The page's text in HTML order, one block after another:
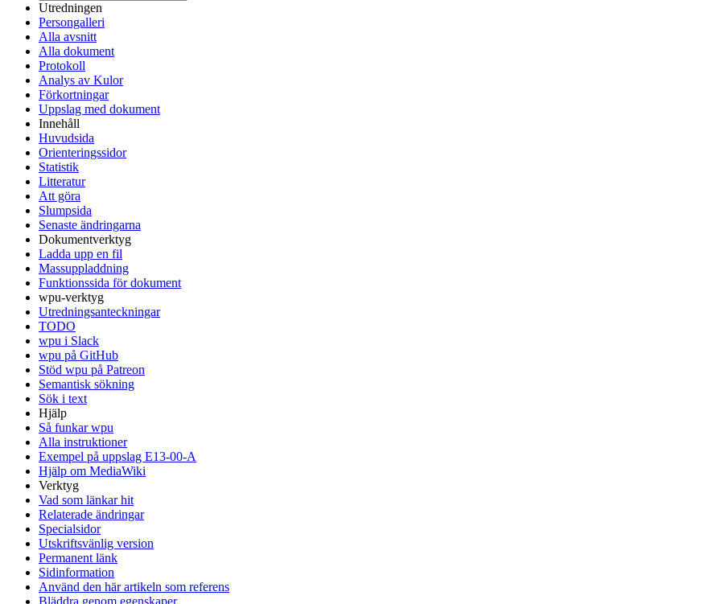
Utredningen
Persongalleri
Alla avsnitt
Alla dokument
Protokoll
Analys av Kulor
Förkortningar
Uppslag med dokument
Innehåll
Huvudsida
Orienteringssidor
Statistik
Litteratur
Att göra
Slumpsida
Senaste ändringarna
Dokumentverktyg
Ladda upp en fil
Massuppladdning
Funktionssida för dokument
wpu-verktyg
Utredningsanteckningar
TODO
wpu i Slack
wpu på GitHub
Stöd wpu på Patreon
Semantisk sökning
Sök i text
Hjälp
Så funkar wpu
Alla instruktioner
Exempel på uppslag E13-00-A
Hjälp om MediaWiki
Verktyg
Vad som länkar hit
Relaterade ändringar
Specialsidor
Utskriftsvänlig version
Permanent länk
Sidinformation
Använd den här artikeln som referens
Bläddra genom egenskaper